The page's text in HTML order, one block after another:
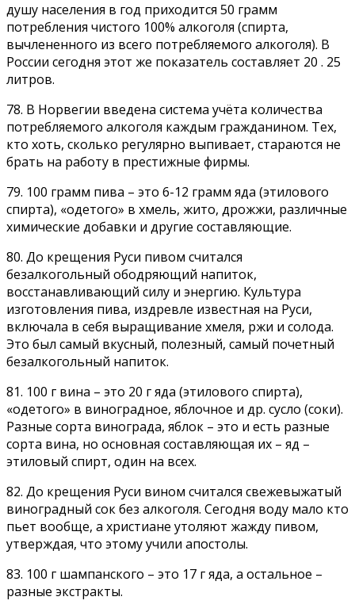
душу населения в год приходится 50 грамм
потребления чистого 100% алкоголя (спирта,
вычлененного из всего потребляемого алкоголя). В
России сегодня этот же показатель составляет 20 . 25
литров.
78. В Норвегии введена система учёта количества
потребляемого алкоголя каждым гражданином. Тех,
кто хоть, сколько регулярно выпивает, стараются не
брать на работу в престижные фирмы.
79. 100 грамм пива – это 6-12 грамм яда (этилового
спирта), «одетого» в хмель, жито, дрожжи, различные
химические добавки и другие составляющие.
80. До крещения Руси пивом считался
безалкогольный ободряющий напиток,
восстанавливающий силу и энергию. Культура
изготовления пива, издревле известная на Руси,
включала в себя выращивание хмеля, ржи и солода.
Это был самый вкусный, полезный, самый почетный
безалкогольный напиток.
81. 100 г вина – это 20 г яда (этилового спирта),
«одетого» в виноградное, яблочное и др. сусло (соки).
Разные сорта винограда, яблок – это и есть разные
сорта вина, но основная составляющая их – яд –
этиловый спирт, один на всех.
82. До крещения Руси вином считался свежевыжатый
виноградный сок без алкоголя. Сегодня воду мало кто
пьет вообще, а христиане утоляют жажду пивом,
утверждая, что этому учили апостолы.
83. 100 г шампанского – это 17 г яда, а остальное –
разные экстракты.